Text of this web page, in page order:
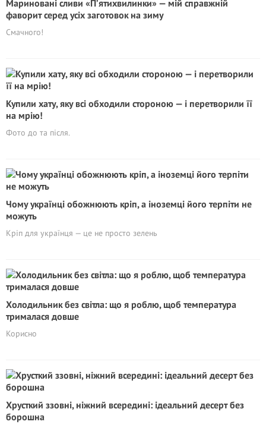
Мариновані сливи «П’ятихвилинки» — мій справжній
фаворит серед усіх заготовок на зиму
Смачного!
Купили хату, яку всі обходили стороною — і перетворили її
на мрію!
Фото до та після.
Чому українці обожнюють кріп, а іноземці його терпіти не
можуть
Кріп для українця — це не просто зелень
Холодильник без світла: що я роблю, щоб температура
трималася довше
Корисно
Хрусткий ззовні, ніжний всередині: ідеальний десерт без
борошна